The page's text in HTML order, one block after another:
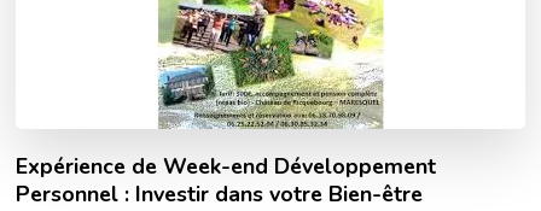
Expérience de Week-end Développement
Personnel : Investir dans votre Bien-être